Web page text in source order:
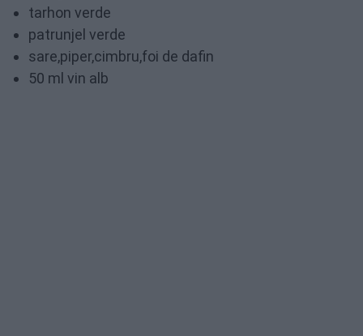
tarhon verde
patrunjel verde
sare,piper,cimbru,foi de dafin
50 ml vin alb